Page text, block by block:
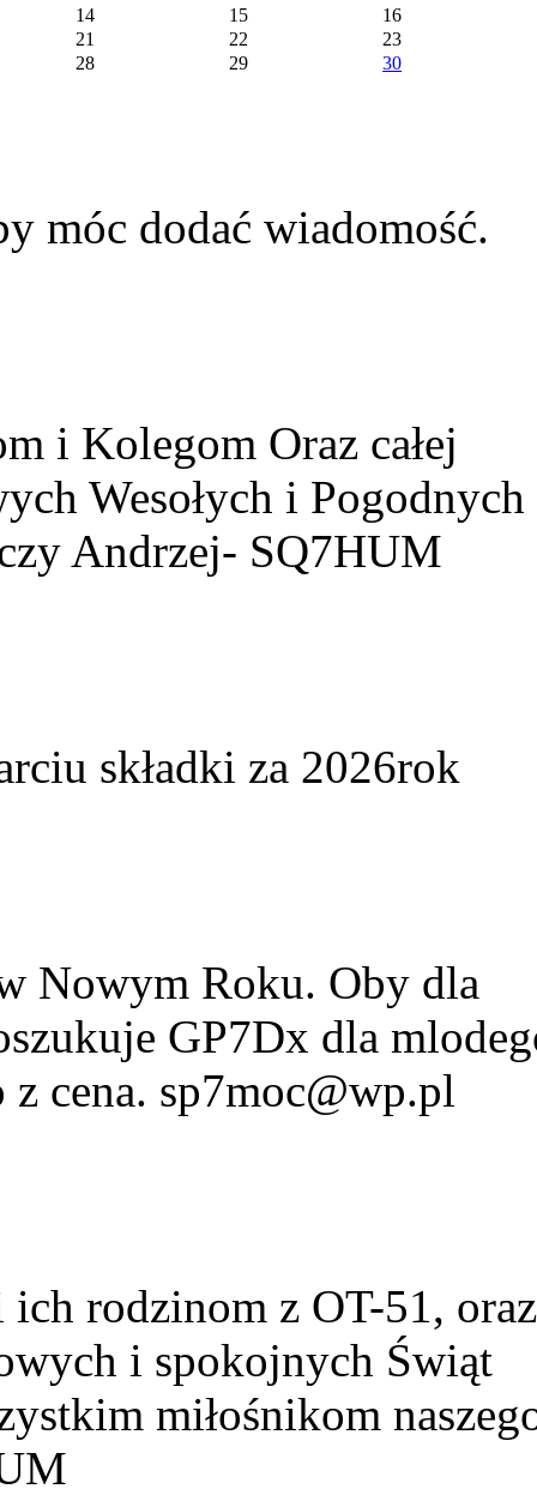
14
15
16
21
22
23
28
29 30
móc dodać wiadomość.
i Kolegom Oraz całej
Wesołych i Pogodnych
Andrzej- SQ7HUM
składki za 2026rok
Nowym Roku. Oby dla
GP7Dx dla
cena. sp7moc@wp.pl
rodzinom z OT-51, oraz
i spokojnych Świąt
miłośnikom